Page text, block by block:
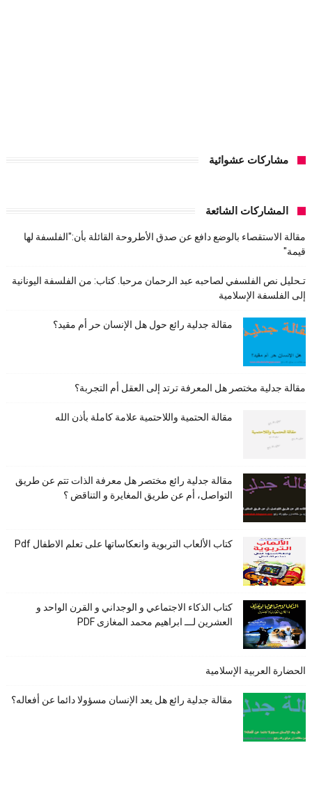
مشاركات عشوائية
المشاركات الشائعة
مقالة الاستقصاء بالوضع دافع عن صدق الأطروحة القائلة بأن:"الفلسفة لها
قيمة"
تـحليل نص الفلسفي لصاحبه عبد الرحمان مرحبا. كتاب: من الفلسفة اليونانية
إلى الفلسفة الإسلامية
مقالة جدلية رائع حول هل الإنسان حر أم مقيد؟
مقالة جدلية مختصر هل المعرفة ترتد إلى العقل أم التجربة؟
مقالة الحتمية واللاحتمية علامة كاملة بأذن الله
مقالة جدلية رائع مختصر هل معرفة الذات تتم عن طريق
التواصل، أم عن طريق المغايرة و التناقض ؟
كتاب الألعاب التربوية وانعكاساتها على تعلم الاطفال Pdf
كتاب الذكاء الاجتماعي و الوجداني و القرن الواحد و
العشرين لـــ ابراهيم محمد المغازى PDF
الحضارة العربية الإسلامية
مقالة جدلية رائع هل يعد الإنسان مسؤولا دائما عن أفعاله؟